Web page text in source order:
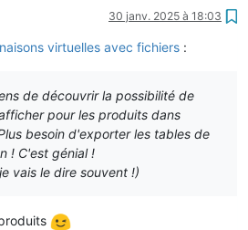
30 janv. 2025 à 18:03
virtuelles avec fichiers :
de découvrir la possibilité de
pour les produits dans
besoin d'exporter les tables de
! C'est génial !
vais le dire souvent !)